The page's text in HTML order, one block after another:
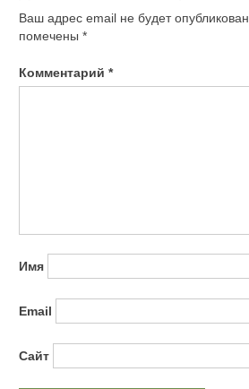
Ваш адрес email не будет опубликован.
помечены *
Комментарий *
Имя
Email
Сайт